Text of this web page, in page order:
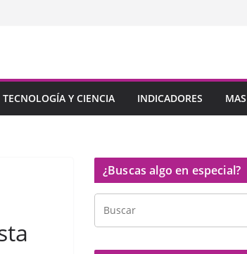
TECNOLOGÍA Y CIENCIA INDICADORES
¿Buscas algo en especial?